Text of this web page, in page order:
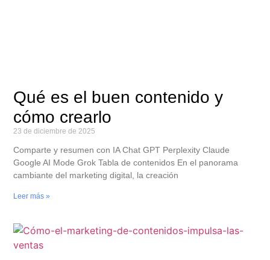
Qué es el buen contenido y
cómo crearlo
23 de diciembre de 2025
Comparte y resumen con IA Chat GPT Perplexity Claude
Google AI Mode Grok Tabla de contenidos En el panorama
cambiante del marketing digital, la creación
Leer más »